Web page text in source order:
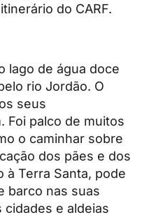
do CARF.
lago de água doce
rio Jordão. O
seus
Foi palco de muitos
o caminhar sobre
dos pães e dos
à Terra Santa, pode
barco nas suas
cidades e aldeias